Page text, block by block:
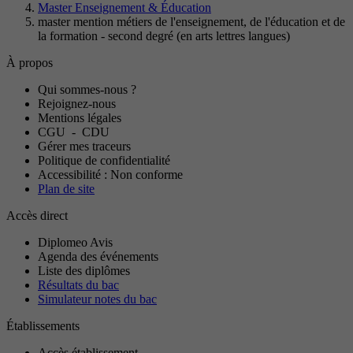
Master Enseignement & Éducation
master mention métiers de l'enseignement, de l'éducation et de
la formation - second degré (en arts lettres langues)
À propos
Qui sommes-nous ?
Rejoignez-nous
Mentions légales
CGU - CDU
Gérer mes traceurs
Politique de confidentialité
Accessibilité : Non conforme
Plan de site
Accès direct
Diplomeo Avis
Agenda des événements
Liste des diplômes
Résultats du bac
Simulateur notes du bac
Établissements